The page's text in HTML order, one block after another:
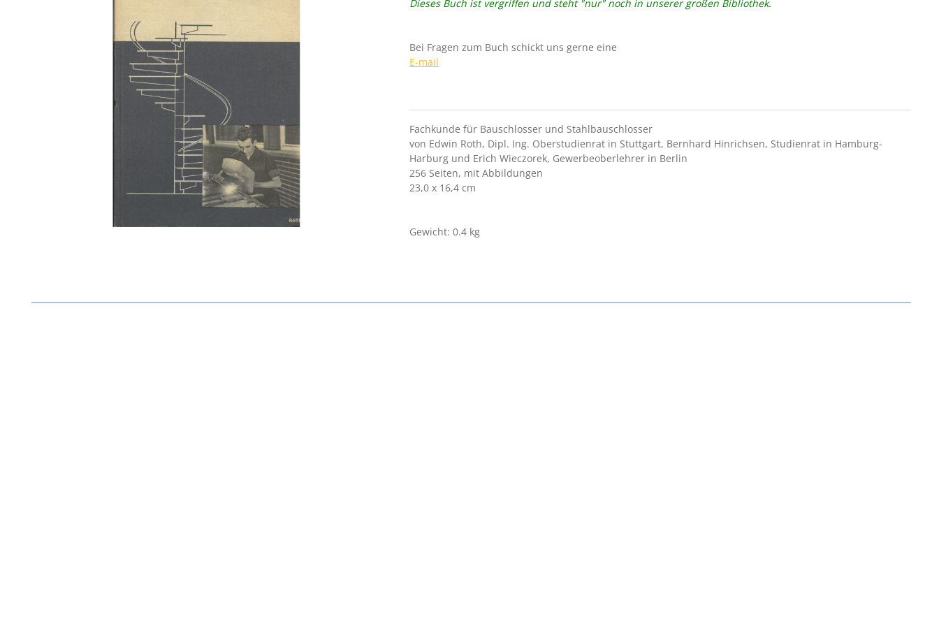
Dieses Buch ist vergriffen und steht "nur" noch in unserer großen Bibliothek.
Bei Fragen zum Buch schickt uns gerne eine
E-mail
Fachkunde für Bauschlosser und Stahlbauschlosser
von Edwin Roth, Dipl. Ing. Oberstudienrat in Stuttgart, Bernhard Hinrichsen, Studienrat in Hamburg-
Harburg und Erich Wieczorek, Gewerbeoberlehrer in Berlin
256 Seiten, mit Abbildungen
23,0 x 16,4 cm
Gewicht: 0.4 kg